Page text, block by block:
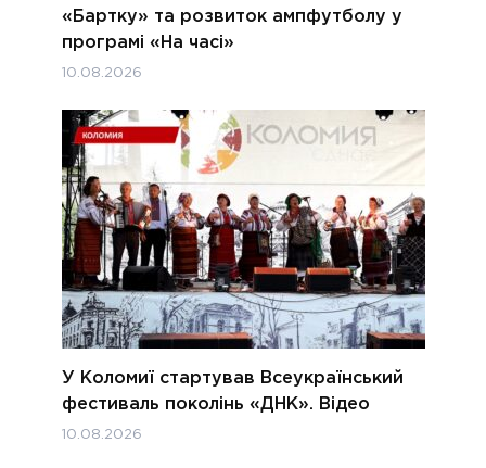
«Бартку» та розвиток ампфутболу у
програмі «На часі»
10.08.2026
У Коломиї стартував Всеукраїнський
фестиваль поколінь «ДНК». Відео
10.08.2026